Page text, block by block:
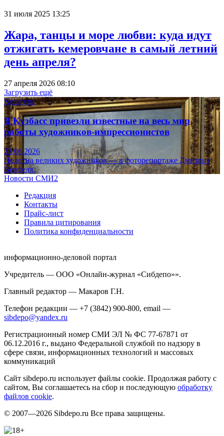
31 июля 2025 13:25
Жара, танцы и море любви: куда идут
отжигать кемеровчане в самый летний
день апреля?
27 апреля 2026 08:10
Загрузить ещё
Культура
В Кузбасс привезли известные на весь мир
работы художников-импрессионистов
23.06.2026
Полотна великих художников — в фоторепортаже Дмитрия
Верфеля.
Новости СМИ2
Редакция
Контакты
Прайс-лист
Правила цитирования
Политика конфиденциальности
информационно-деловой портал
Учредитель — ООО «Онлайн-журнал «Сибдепо»».
Главный редактор — Макаров Г.Н.
Телефон редакции — +7 (3842) 900-800, email —
sibdepo@yandex.ru
Регистрационный номер СМИ ЭЛ № ФС 77-67871 от
06.12.2016 г., выдано Федеральной службой по надзору в
сфере связи, информационных технологий и массовых
коммуникаций
Сайт sibdepo.ru использует файлы cookie. Продолжая работу с
сайтом, Вы соглашаетесь на сбор и последующую обработку
файлов cookie.
© 2007—2026 Sibdepo.ru Все права защищены.